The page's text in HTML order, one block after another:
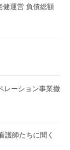
運営 負債総額
レーション事業撤
護師たちに聞く